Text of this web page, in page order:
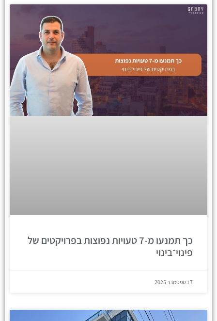
כך תמנעו מ-7 טעויות נפוצות בפרויקטים של
פינוי־בינוי
7 בספטמבר 2025